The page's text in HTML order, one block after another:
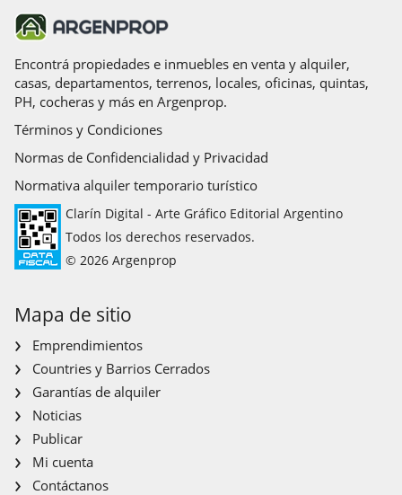
Valor: USD 205.000
Encontrá propiedades e inmuebles en venta y alquiler,
casas, departamentos, terrenos, locales, oficinas, quintas,
PH, cocheras y más en Argenprop.
Términos y Condiciones
Normas de Confidencialidad y Privacidad
Normativa alquiler temporario turístico
Clarín Digital - Arte Gráfico Editorial Argentino
Todos los derechos reservados.
© 2026 Argenprop
Mapa de sitio
Emprendimientos
Countries y Barrios Cerrados
Garantías de alquiler
Noticias
Publicar
Mi cuenta
Contáctanos